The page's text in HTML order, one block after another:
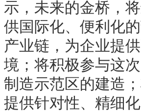
示，未来的金桥，
供国际化、便利化
产业链，为企业提
境；将积极参与这
制造示范区的建造
提供针对性、精细